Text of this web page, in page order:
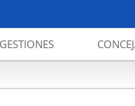
GESTIONES